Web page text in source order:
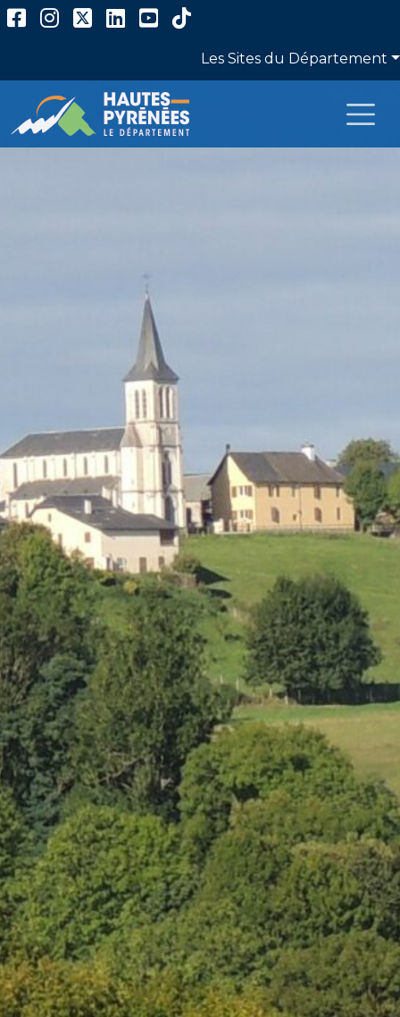
Panneau de gestion des cookies
Ce site utilise des cookies et vous donne le contrôle
ceux que vous souhaitez activer
Tout refuser
Personnaliser
Politique de confidentialité
Les Sites du Département